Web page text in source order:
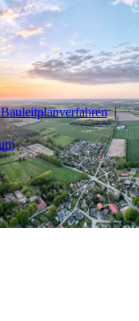
Bauleitplanverfahren